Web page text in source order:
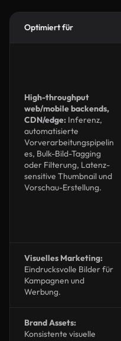
Optimiert für
High-throughput
web/mobile backends,
CDN/edge: Inferenz,
automatisierte
Vorverarbeitungspipelin
es, Bulk-Bild-Tagging
oder Filterung, Latenz-
sensitive Thumbnail und
Vorschau-Erstellung.
Visuelles Marketing:
Eindrucksvolle Bilder für
Kampagnen und
Werbung.
Brand Assets:
Konsistente visuelle